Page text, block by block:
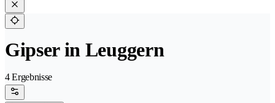
Gipser in Leuggern
4 Ergebnisse